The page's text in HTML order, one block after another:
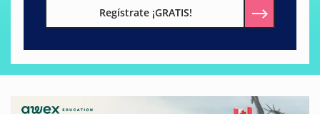
Regístrate ¡GRATIS!